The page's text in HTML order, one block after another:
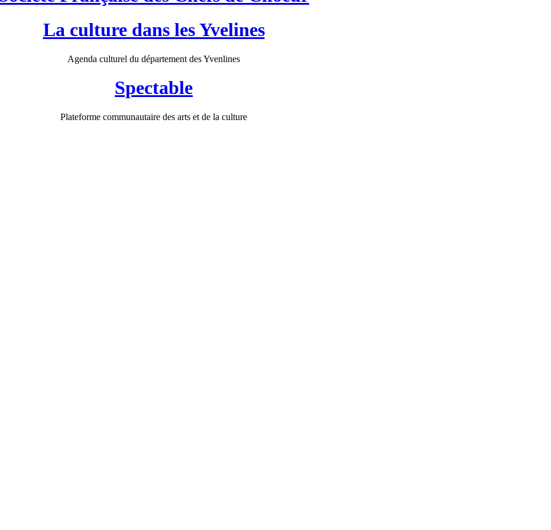
La culture dans les Yvelines
Agenda culturel du département des Yvenlines
Spectable
Plateforme communautaire des arts et de la culture